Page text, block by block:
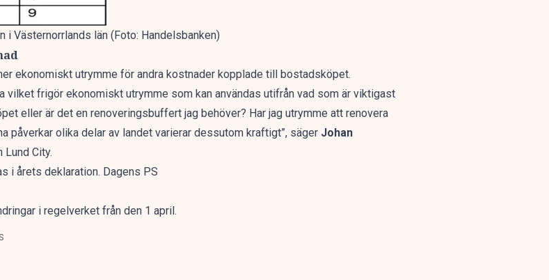
Västernorrlands län (Foto: Handelsbanken)
ekonomiskt utrymme för andra kostnader kopplade till bostadsköpet.
vilket frigör ekonomiskt utrymme som kan användas utifrån vad som är viktigast
eller är det en renoveringsbuffert jag behöver? Har jag utrymme att renovera
påverkar olika delar av landet varierar dessutom kraftigt”, säger Johan
Lund City.
i årets deklaration. Dagens PS
i regelverket från den 1 april.